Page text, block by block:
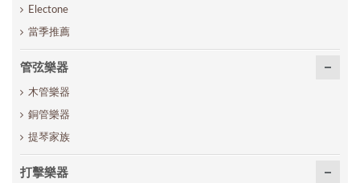
Electone
當季推薦
管弦樂器
木管樂器
銅管樂器
提琴家族
打擊樂器